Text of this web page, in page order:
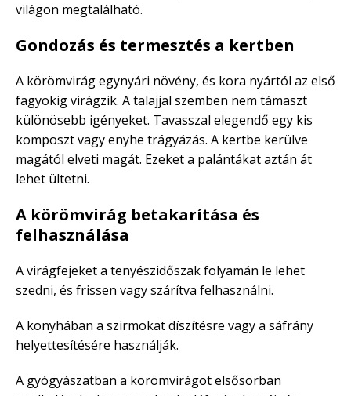
világon megtalálható.
Gondozás és termesztés a kertben
A körömvirág egynyári növény, és kora nyártól az első
fagyokig virágzik. A talajjal szemben nem támaszt
különösebb igényeket. Tavasszal elegendő egy kis
komposzt vagy enyhe trágyázás. A kertbe kerülve
magától elveti magát. Ezeket a palántákat aztán át
lehet ültetni.
A körömvirág betakarítása és
felhasználása
A virágfejeket a tenyészidőszak folyamán le lehet
szedni, és frissen vagy szárítva felhasználni.
A konyhában a szirmokat díszítésre vagy a sáfrány
helyettesítésére használják.
A gyógyászatban a körömvirágot elsősorban